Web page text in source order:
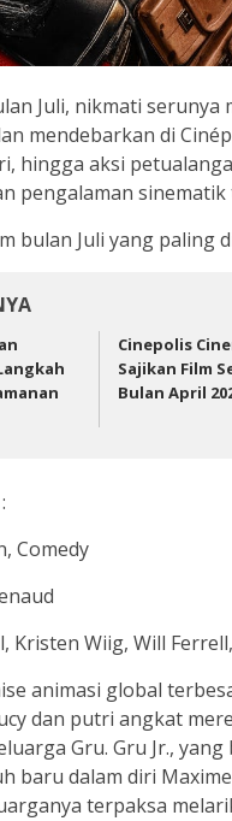
Juli, nikmati
mendebarkan di
hingga aksi
pengalaman
bulan Juli yang paling
Cinepolis
Sajikan Film
Bulan April
Comedy
Kristen Wiig, Will
animasi global
dan putri angkat
Gru. Gru Jr.,
baru dalam diri
terpaksa